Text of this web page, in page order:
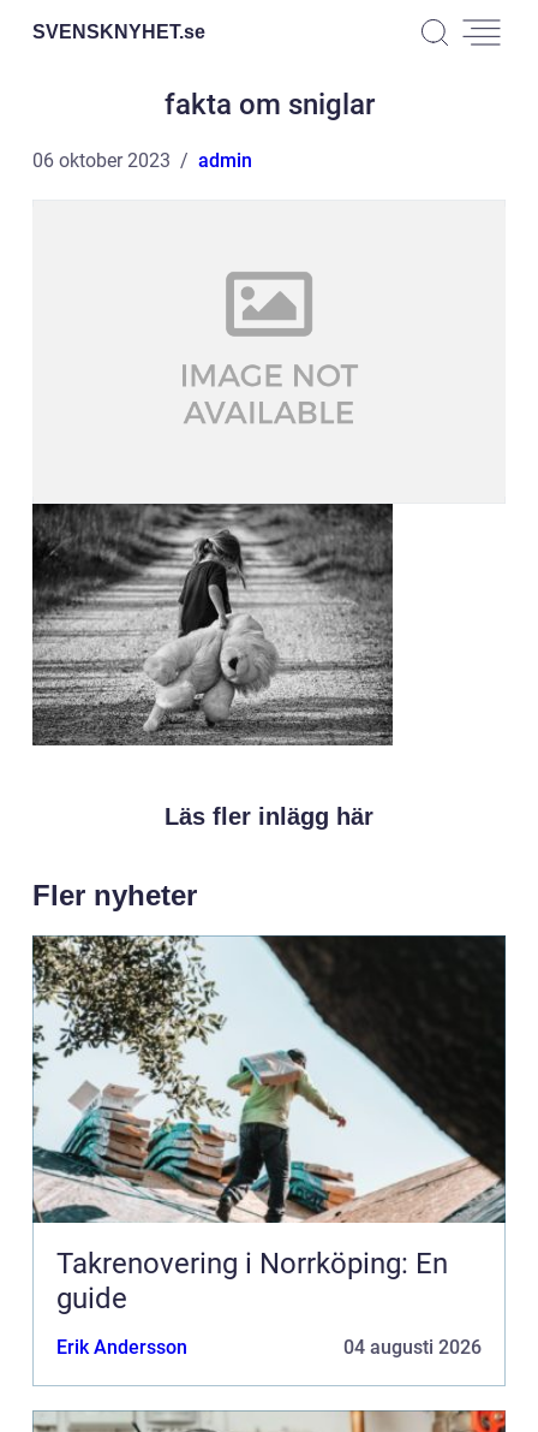
SVENSKNYHET.se
fakta om sniglar
06 oktober 2023 admin
Läs fler inlägg här
Fler nyheter
Takrenovering i Norrköping: En
guide
Erik Andersson 04 augusti 2026